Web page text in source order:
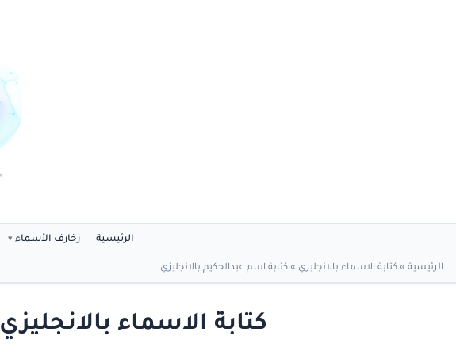
الرئيسية زخارف الأسماء
الرئيسية » كتابة الاسماء بالانجليزي » كتابة اسم عبدالحكيم بالانجليزي
كتابة الاسماء بالانجليزي